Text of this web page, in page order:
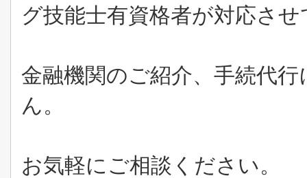
グ技能士有資格者が対応さ
金融機関のご紹介、手続代
ん。
お気軽にご相談ください。